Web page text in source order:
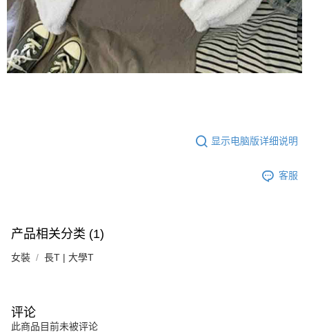
显示电脑版详细说明
客服
产品相关分类 (1)
女裝 長T | 大學T
评论
此商品目前未被评论